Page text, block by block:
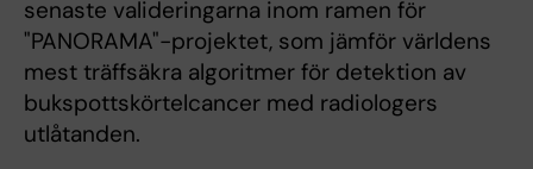
senaste valideringarna inom ramen för
"PANORAMA"-projektet, som jämför världens
mest träffsäkra algoritmer för detektion av
bukspottskörtelcancer med radiologers
utlåtanden.